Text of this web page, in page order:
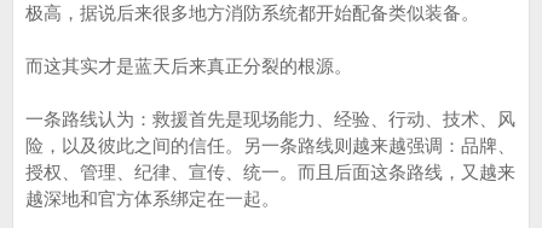
极高，据说后来很多地方消防系统都开始配备类似装备。
而这其实才是蓝天后来真正分裂的根源。
一条路线认为：救援首先是现场能力、经验、行动、技术、风
险，以及彼此之间的信任。另一条路线则越来越强调：品牌、
授权、管理、纪律、宣传、统一。而且后面这条路线，又越来
越深地和官方体系绑定在一起。